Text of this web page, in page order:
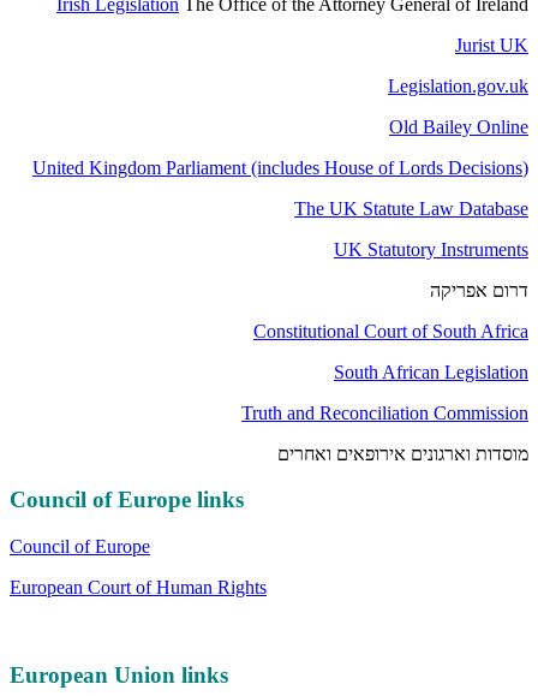
Jurist UK
Legislation.gov.uk
Old Bailey Online
(
United Kingdom Parliament (includes House of Lords Decisions
The UK Statute Law Database
UK Statutory Instruments
דרום אפריקה
Constitutional Court of South Africa
South African Legislation
Truth and Reconciliation Commission
מוסדות וארגונים אירופאים ואחרים
Council of Europe links
Council of Europe
European Court of Human Rights
European Union links